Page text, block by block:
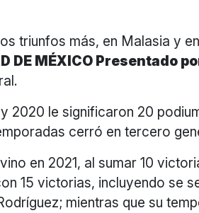
triunfos más, en Malasia y
DE MÉXICO Presentado
2020 le significaron 20
cerró en tercero
en 2021, al sumar 10
15 victorias, incluyendo se
mientras que su